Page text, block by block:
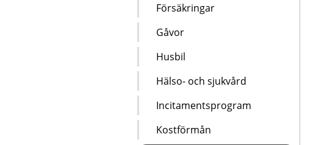
Försäkringar
Gåvor
Husbil
Hälso- och sjukvård
Incitamentsprogram
Kostförmån